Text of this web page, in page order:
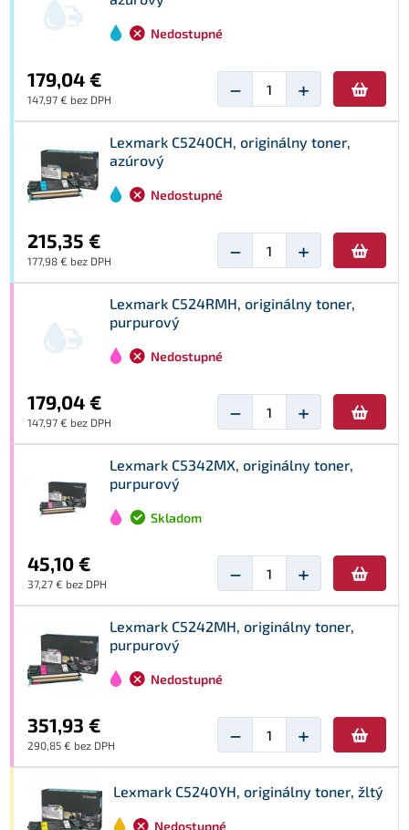
Nedostupné
179,04 €
147,97 € bez DPH − +
Lexmark C5240CH, originálny toner,
azúrový
Nedostupné
215,35 €
177,98 € bez DPH − +
Lexmark C524RMH, originálny toner,
purpurový
Nedostupné
179,04 €
147,97 € bez DPH − +
Lexmark C5342MX, originálny toner,
purpurový
Skladom
45,10 €
37,27 € bez DPH − +
Lexmark C5242MH, originálny toner,
purpurový
Nedostupné
351,93 €
290,85 € bez DPH − +
Lexmark C5240YH, originálny toner, žltý
Nedostupné